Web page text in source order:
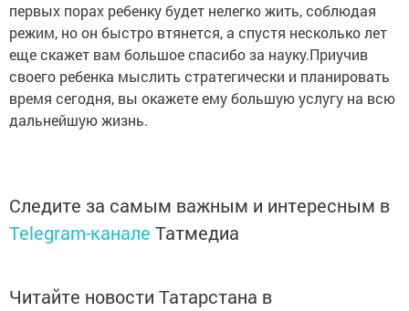
первых порах ребенку будет нелегко жить, соблюдая
режим, но он быстро втянется, а спустя несколько лет
еще скажет вам большое спасибо за науку.Приучив
своего ребенка мыслить стратегически и планировать
время сегодня, вы окажете ему большую услугу на всю
дальнейшую жизнь.
Следите за самым важным и интересным в
Telegram-канале Татмедиа
Читайте новости Татарстана в